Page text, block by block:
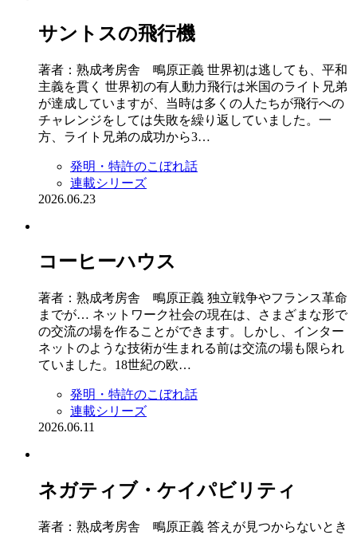
サントスの飛行機
著者：熟成考房舎 鴫原正義 世界初は逃しても、平和
主義を貫く 世界初の有人動力飛行は米国のライト兄弟
が達成していますが、当時は多くの人たちが飛行への
チャレンジをしては失敗を繰り返していました。一
方、ライト兄弟の成功から3…
発明・特許のこぼれ話
連載シリーズ
2026.06.23
コーヒーハウス
著者：熟成考房舎 鴫原正義 独立戦争やフランス革命
までが… ネットワーク社会の現在は、さまざまな形で
の交流の場を作ることができます。しかし、インター
ネットのような技術が生まれる前は交流の場も限られ
ていました。18世紀の欧…
発明・特許のこぼれ話
連載シリーズ
2026.06.11
ネガティブ・ケイパビリティ
著者：熟成考房舎 鴫原正義 答えが見つからないとき